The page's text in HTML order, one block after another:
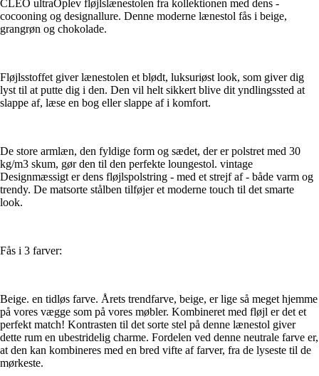
CLEO ultraOplev fløjlslænestolen fra kollektionen med dens -
cocooning og designallure. Denne moderne lænestol fås i beige,
grangrøn og chokolade.
Fløjlsstoffet giver lænestolen et blødt, luksuriøst look, som giver dig
lyst til at putte dig i den. Den vil helt sikkert blive dit yndlingssted at
slappe af, læse en bog eller slappe af i komfort.
De store armlæn, den fyldige form og sædet, der er polstret med 30
kg/m3 skum, gør den til den perfekte loungestol. vintage
Designmæssigt er dens fløjlspolstring - med et strejf af - både varm og
trendy. De matsorte stålben tilføjer et moderne touch til det smarte
look.
Fås i 3 farver:
Beige. en tidløs farve. Årets trendfarve, beige, er lige så meget hjemme
på vores vægge som på vores møbler. Kombineret med fløjl er det et
perfekt match! Kontrasten til det sorte stel på denne lænestol giver
dette rum en ubestridelig charme. Fordelen ved denne neutrale farve er,
at den kan kombineres med en bred vifte af farver, fra de lyseste til de
mørkeste.